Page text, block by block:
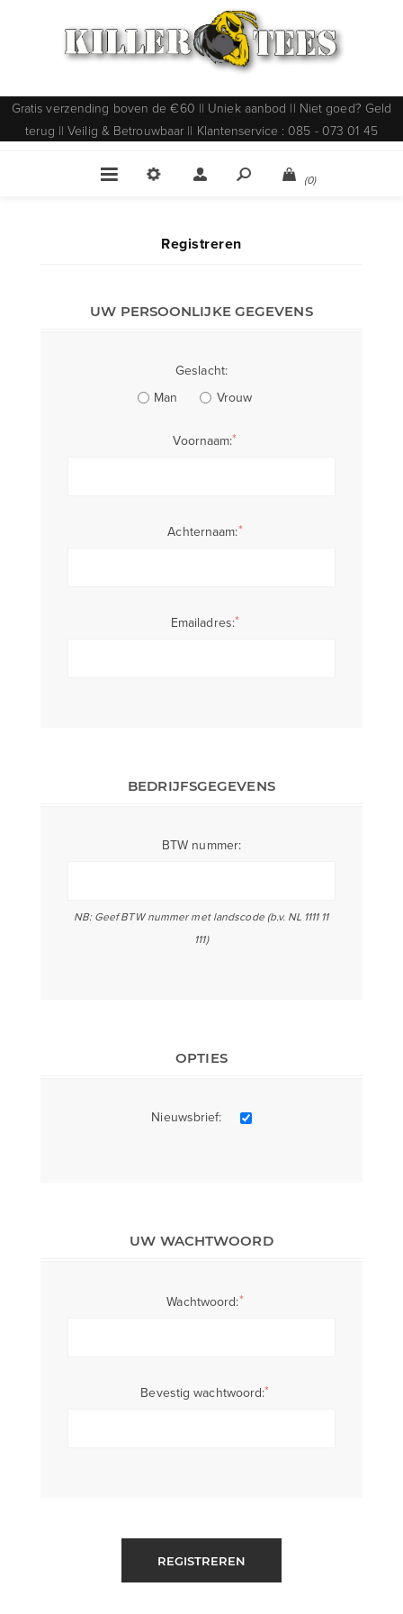
Gratis verzending boven de €60 || Uniek aanbod || Niet goed? Geld
terug || Veilig & Betrouwbaar || Klantenservice : 085 - 073 01 45
(0)
Registreren
UW PERSOONLIJKE GEGEVENS
Geslacht:
Man
Vrouw
Voornaam:*
Achternaam:*
Emailadres:*
BEDRIJFSGEGEVENS
BTW nummer:
NB: Geef BTW nummer met landscode (b.v. NL 1111 11
111)
OPTIES
Nieuwsbrief:
UW WACHTWOORD
Wachtwoord:*
Bevestig wachtwoord:*
REGISTREREN